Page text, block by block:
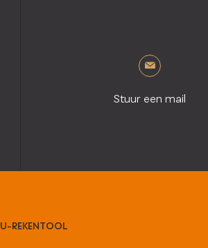
Stuur een mail
U-REKENTOOL